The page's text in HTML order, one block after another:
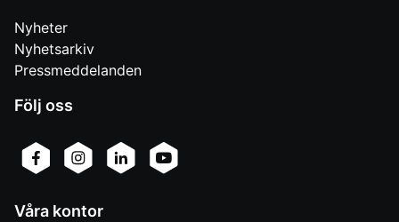
Nyheter
Nyhetsarkiv
Pressmeddelanden
Följ oss
Våra kontor